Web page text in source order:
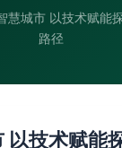
慧城市 以技术赋能
路径
以技术赋能